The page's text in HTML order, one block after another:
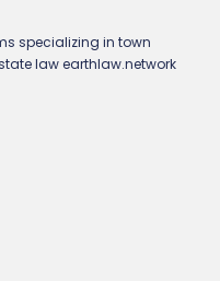
specializing in town
law earthlaw.network